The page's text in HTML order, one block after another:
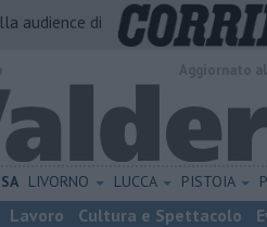
audience di
LIVORNO LUCCA PISTOIA
Lavoro Cultura e Spettacolo